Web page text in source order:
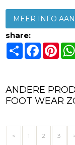
MEER INFO
share:
Share
ANDERE
FOOT WEAR
< 1 2 3